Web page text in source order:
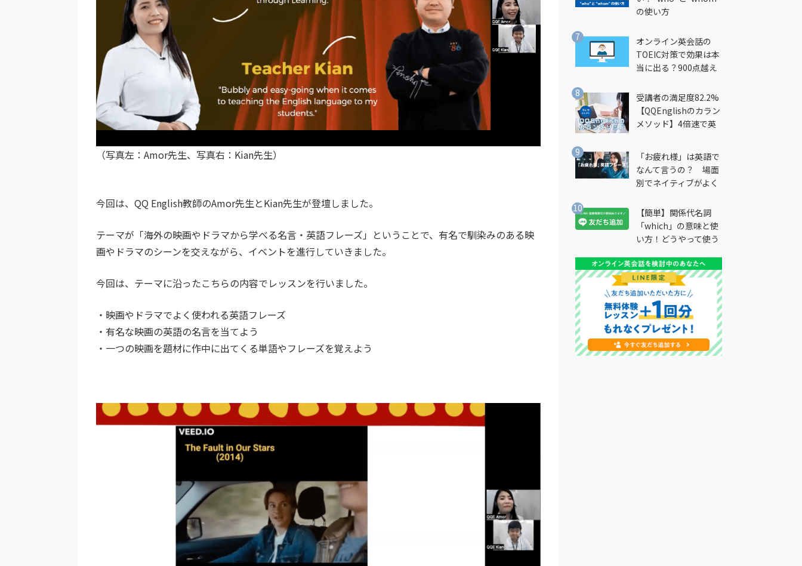
（写真左：Amor先生、写真右：Kian先生）
今回は、QQ English教師のAmor先生とKian先生が登壇しました。
テーマが「海外の映画やドラマから学べる名言・英語フレーズ」ということで、有名で馴染みのある映
画やドラマのシーンを交えながら、イベントを進行していきました。
今回は、テーマに沿ったこちらの内容でレッスンを行いました。
・映画やドラマでよく使われる英語フレーズ
・有名な映画の英語の名言を当てよう
・一つの映画を題材に作中に出てくる単語やフレーズを覚えよう
の使い方
オンライン英会話の
TOEIC対策で効果は本
当に出る？900点越え
受講者の満足度82.2%
【QQEnglishのカラン
メソッド】4倍速で英
法とは？
「お疲れ様」は英語で
なんて言うの？ 場面
別でネイティブがよく
説
【簡単】関係代名詞
「which」の意味と使
い方！どうやって使う